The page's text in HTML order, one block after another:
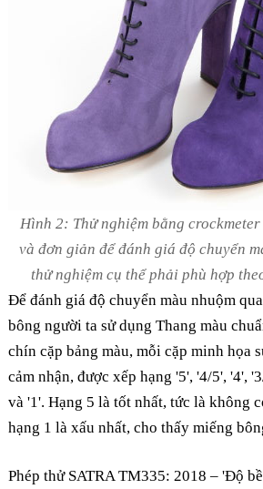
Hình 2: Thử nghiệm bằng
và đơn giản để đánh giá độ chuyển
thử nghiệm cụ thể phải phù hợp
Để đánh giá độ chuyển màu nhuộm
bông người ta sử dụng Thang màu
chín cặp bảng màu, mỗi cặp minh họa
cảm nhận, được xếp hạng '5', '4/5', '4',
và '1'. Hạng 5 là tốt nhất, tức là không
hạng 1 là xấu nhất, cho thấy miếng
Phép thử SATRA TM335: 2018 – 'Độ